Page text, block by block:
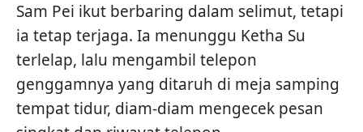
Sam Pei ikut berbaring dalam selimut, tetapi
ia tetap terjaga. Ia menunggu Ketha Su
terlelap, lalu mengambil telepon
genggamnya yang ditaruh di meja samping
tempat tidur, diam-diam mengecek pesan